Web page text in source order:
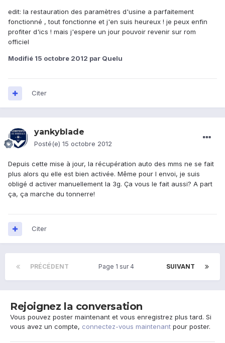
edit: la restauration des paramètres d'usine a parfaitement
fonctionné , tout fonctionne et j'en suis heureux ! je peux enfin
profiter d'ics ! mais j'espere un jour pouvoir revenir sur rom
officiel
Modifié 15 octobre 2012 par Quelu
Citer
yankyblade
Posté(e) 15 octobre 2012
Depuis cette mise à jour, la récupération auto des mms ne se fait
plus alors qu elle est bien activée. Même pour l envoi, je suis
obligé d activer manuellement la 3g. Ça vous le fait aussi? A part
ça, ça marche du tonnerre!
Citer
PRÉCÉDENT SUIVANT
Page 1 sur 4
Rejoignez la conversation
Vous pouvez poster maintenant et vous enregistrez plus tard. Si
vous avez un compte, connectez-vous maintenant pour poster.